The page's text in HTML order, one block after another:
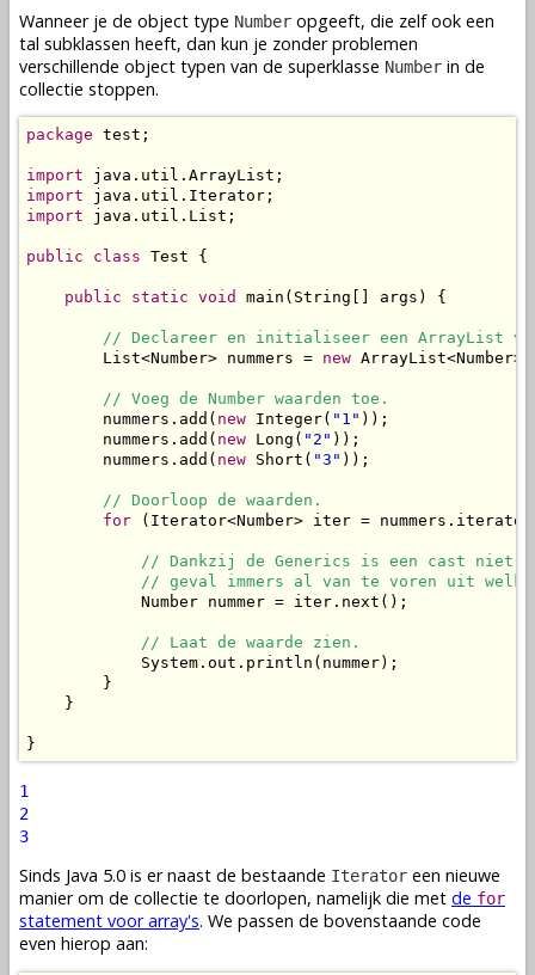
Wanneer je de object type Number opgeeft, die zelf ook een
tal subklassen heeft, dan kun je zonder problemen
verschillende object typen van de superklasse Number in de
collectie stoppen.
package test;
import
import
import java.util.List;
public class Test {
public static void main(String[] args) {
// Declareer en initialiseer een ArrayList
        List<Number> nummers =
new
// Voeg de Number waarden toe.
        nummers.add(
new Integer( "1" ));
        nummers.add(
new Long( "2" ));
        nummers.add(
new Short( "3" ));
// Doorloop de waarden.
for (Iterator<Number> iter =
// Dankzij de Generics is een cast niet
// geval immers al van te voren uit
            Number nummer = iter.next();
// Laat de waarde zien.
            System.out.println(nummer);
        }
    }
}
1
2
3
Sinds Java 5.0 is er naast de bestaande Iterator een nieuwe
manier om de collectie te doorlopen, namelijk die met de for
statement voor array's. We passen de bovenstaande code
even hierop aan: